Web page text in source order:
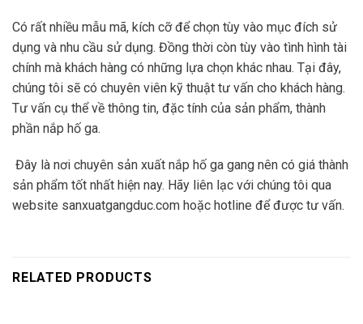
Có rất nhiều mẫu mã, kích cỡ để chọn tùy vào mục đích sử
dụng và nhu cầu sử dụng. Đồng thời còn tùy vào tình hình tài
chính mà khách hàng có những lựa chọn khác nhau. Tại đây,
chúng tôi sẽ có chuyên viên kỹ thuật tư vấn cho khách hàng.
Tư vấn cụ thể về thông tin, đặc tính của sản phẩm, thành
phần nắp hố ga.
Đây là nơi chuyên sản xuất nắp hố ga gang nên có giá thành
sản phẩm tốt nhất hiện nay. Hãy liên lạc với chúng tôi qua
website sanxuatgangduc.com hoặc hotline để được tư vấn.
RELATED PRODUCTS